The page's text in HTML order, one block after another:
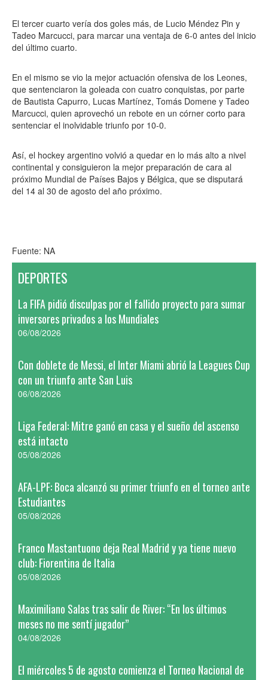
El tercer cuarto vería dos goles más, de Lucio Méndez Pin y
Tadeo Marcucci, para marcar una ventaja de 6-0 antes del inicio
del último cuarto.
En el mismo se vio la mejor actuación ofensiva de los Leones,
que sentenciaron la goleada con cuatro conquistas, por parte
de Bautista Capurro, Lucas Martínez, Tomás Domene y Tadeo
Marcucci, quien aprovechó un rebote en un córner corto para
sentenciar el inolvidable triunfo por 10-0.
Así, el hockey argentino volvió a quedar en lo más alto a nivel
continental y consiguieron la mejor preparación de cara al
próximo Mundial de Países Bajos y Bélgica, que se disputará
del 14 al 30 de agosto del año próximo.
Fuente: NA
DEPORTES
La FIFA pidió disculpas por el fallido proyecto para sumar
inversores privados a los Mundiales
06/08/2026
Con doblete de Messi, el Inter Miami abrió la Leagues Cup
con un triunfo ante San Luis
06/08/2026
Liga Federal: Mitre ganó en casa y el sueño del ascenso
está intacto
05/08/2026
AFA-LPF: Boca alcanzó su primer triunfo en el torneo ante
Estudiantes
05/08/2026
Franco Mastantuono deja Real Madrid y ya tiene nuevo
club: Fiorentina de Italia
05/08/2026
Maximiliano Salas tras salir de River: “En los últimos
meses no me sentí jugador”
04/08/2026
El miércoles 5 de agosto comienza el Torneo Nacional de